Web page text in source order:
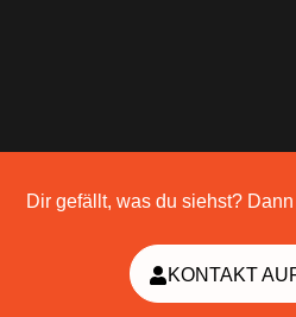
Dir gefällt, was du siehst?
KONTAKT